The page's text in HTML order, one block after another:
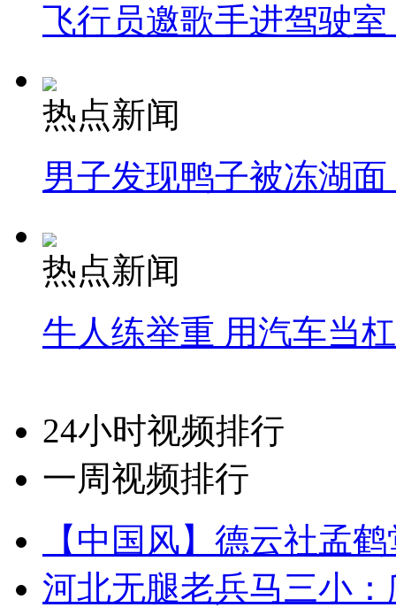
飞行员邀歌手进驾驶
热点新闻
男子发现鸭子被冻湖
热点新闻
牛人练举重 用汽车当
24小时视频排行
一周视频排行
【中国风】德云社孟
河北无腿老兵马三小